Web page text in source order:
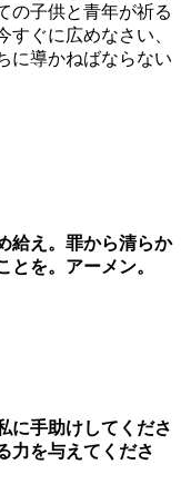
の子供と青年が祈る
ぐに広めなさい、
に導かねばならない
給え。罪から清らか
を。アーメン。
に手助けしてくださ
力を与えてくださ